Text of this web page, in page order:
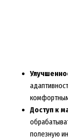
Доступ к
полезную